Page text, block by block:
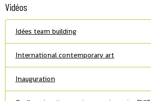
Vidéos
Idées team building
International contemporary art
Inauguration